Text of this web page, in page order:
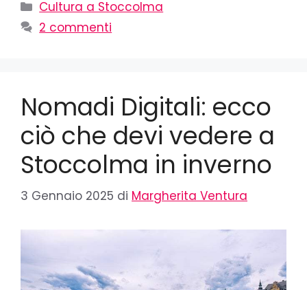
Cultura a Stoccolma
2 commenti
Nomadi Digitali: ecco
ciò che devi vedere a
Stoccolma in inverno
3 Gennaio 2025 di Margherita Ventura